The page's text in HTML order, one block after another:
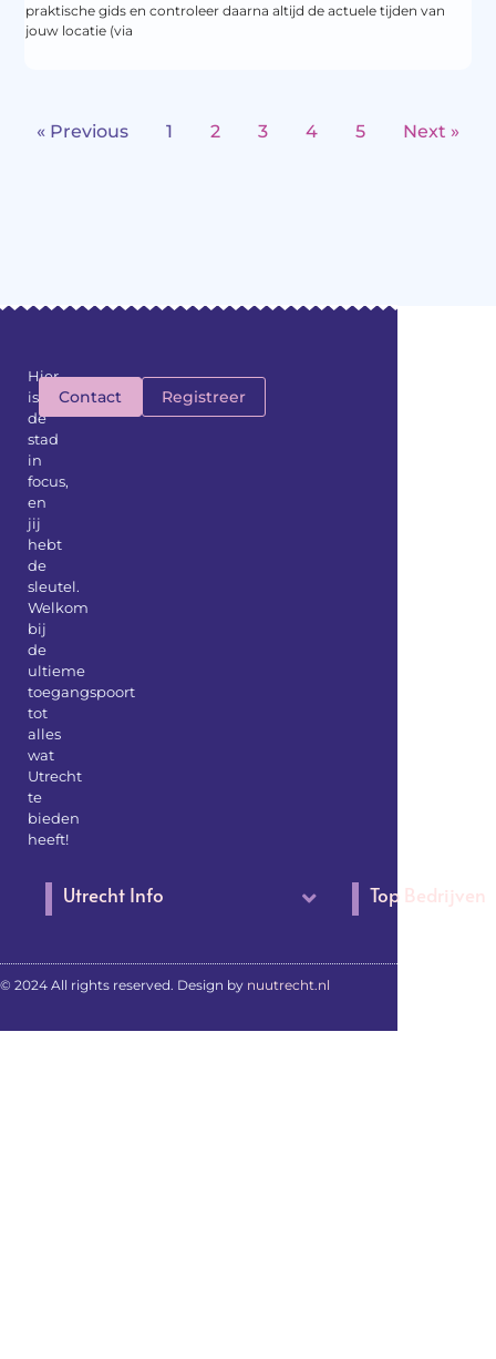
praktische gids en controleer daarna altijd de actuele tijden van
jouw locatie (via
« Previous 1 2 3 4 5 Next »
Hier
is
de
stad
in
focus,
en
jij
hebt
de
sleutel.
Welkom
bij
de
ultieme
toegangspoort
tot
alles
wat
Utrecht
te
bieden
heeft!
Contact Registreer
Utrecht Info Top Bedrijven
© 2024 All rights reserved. Design by nuutrecht.nl